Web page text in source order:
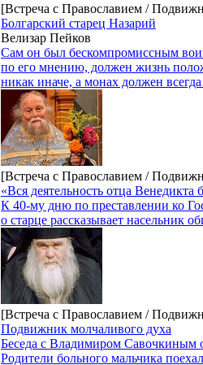
[Встреча с Православием /
Болгарский старец Назарий
Велизар Пейков
Сам он был бескомпромиссным
по его мнению, должен жизнь
никак иначе, а монах должен
[Встреча с Православием /
«Вся деятельность отца
К 40-му дню по преставлении ко
о старце рассказывает насельник
[Встреча с Православием /
Подвижник молчаливого духа
Беседа с Владимиром Савочкиным
Родители больного мальчика